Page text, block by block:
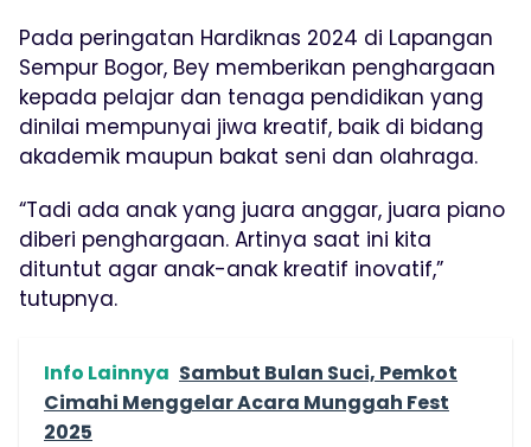
Pada peringatan Hardiknas 2024 di Lapangan
Sempur Bogor, Bey memberikan penghargaan
kepada pelajar dan tenaga pendidikan yang
dinilai mempunyai jiwa kreatif, baik di bidang
akademik maupun bakat seni dan olahraga.
“Tadi ada anak yang juara anggar, juara piano
diberi penghargaan. Artinya saat ini kita
dituntut agar anak-anak kreatif inovatif,”
tutupnya.
Info Lainnya Sambut Bulan Suci, Pemkot
Cimahi Menggelar Acara Munggah Fest
2025